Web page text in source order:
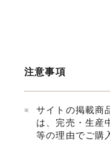
注意事項
サイトの掲載商
は、完売・生産
等の理由でご購